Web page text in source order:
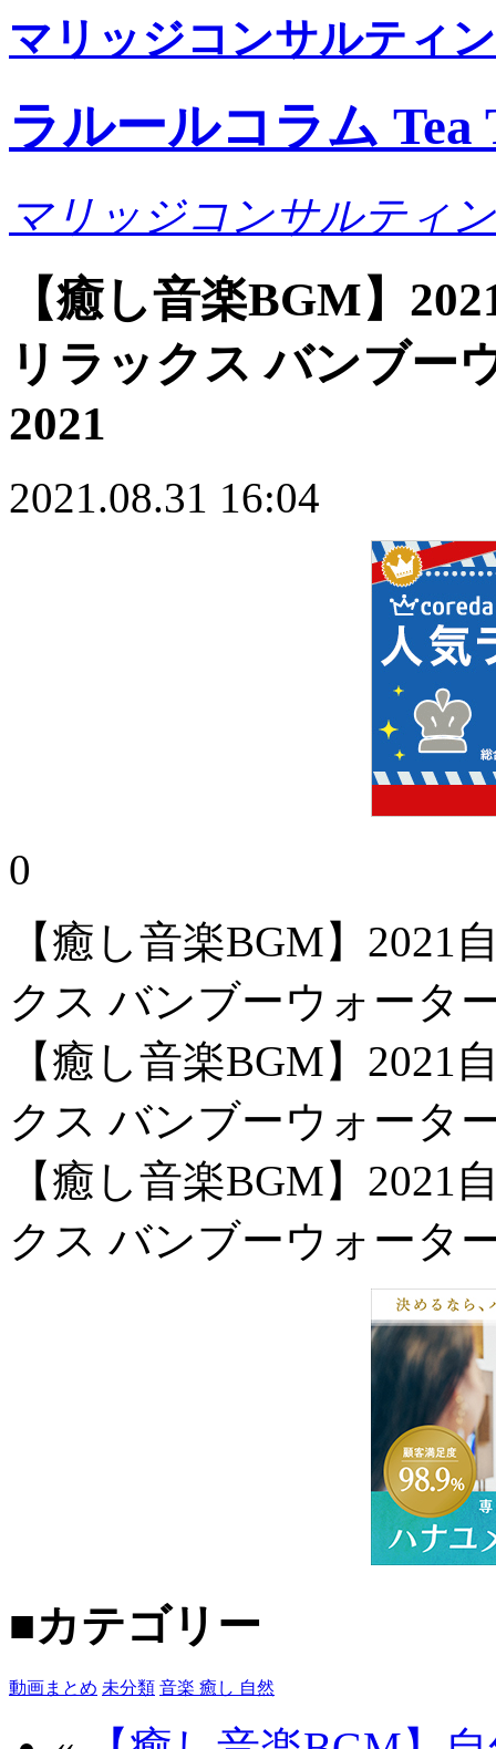
マリッジコンサルティ
ラルールコラム Tea
マリッジコンサルティ
【癒し音楽BGM】
リラックス バンブー
2021
2021.08.31 16:04
0
【癒し音楽BGM】
クス バンブーウォータ
【癒し音楽BGM】
クス バンブーウォータ
【癒し音楽BGM】
クス バンブーウォータ
■カテゴリー
動画まとめ 未分類 音楽 癒し 自然